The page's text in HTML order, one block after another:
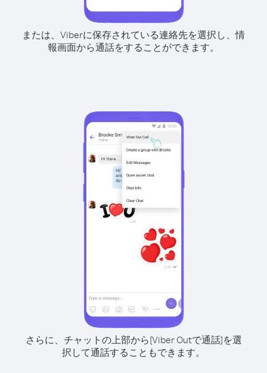
または、Viberに保存されている連絡先を選択し、情
報画面から通話をすることができます。
さらに、チャットの上部から[Viber Outで通話]を選
択して通話することもできます。